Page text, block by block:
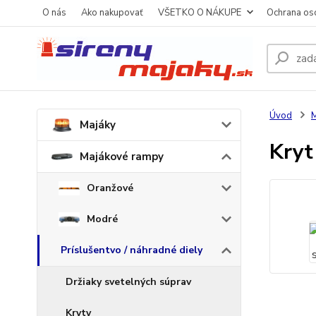
O nás Ako nakupovať VŠETKO O NÁKUPE Ochrana
Majáky
Majákové rampy
Oranžové
Modré
Príslušentvo / náhradné diely
Držiaky svetelných súprav
Kryty
Úvod